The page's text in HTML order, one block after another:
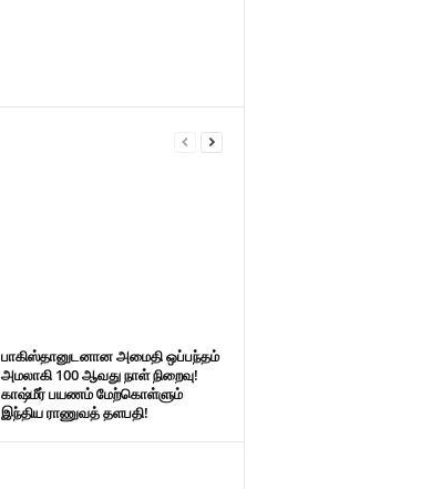
பாகிஸ்தானுடனான அமைதி ஒப்பந்தம்
அமலாகி 100 ஆவது நாள் நிறைவு!
காஷ்மீர் பயணம் மேற்கொள்ளும்
இந்திய ராணுவத் தளபதி!